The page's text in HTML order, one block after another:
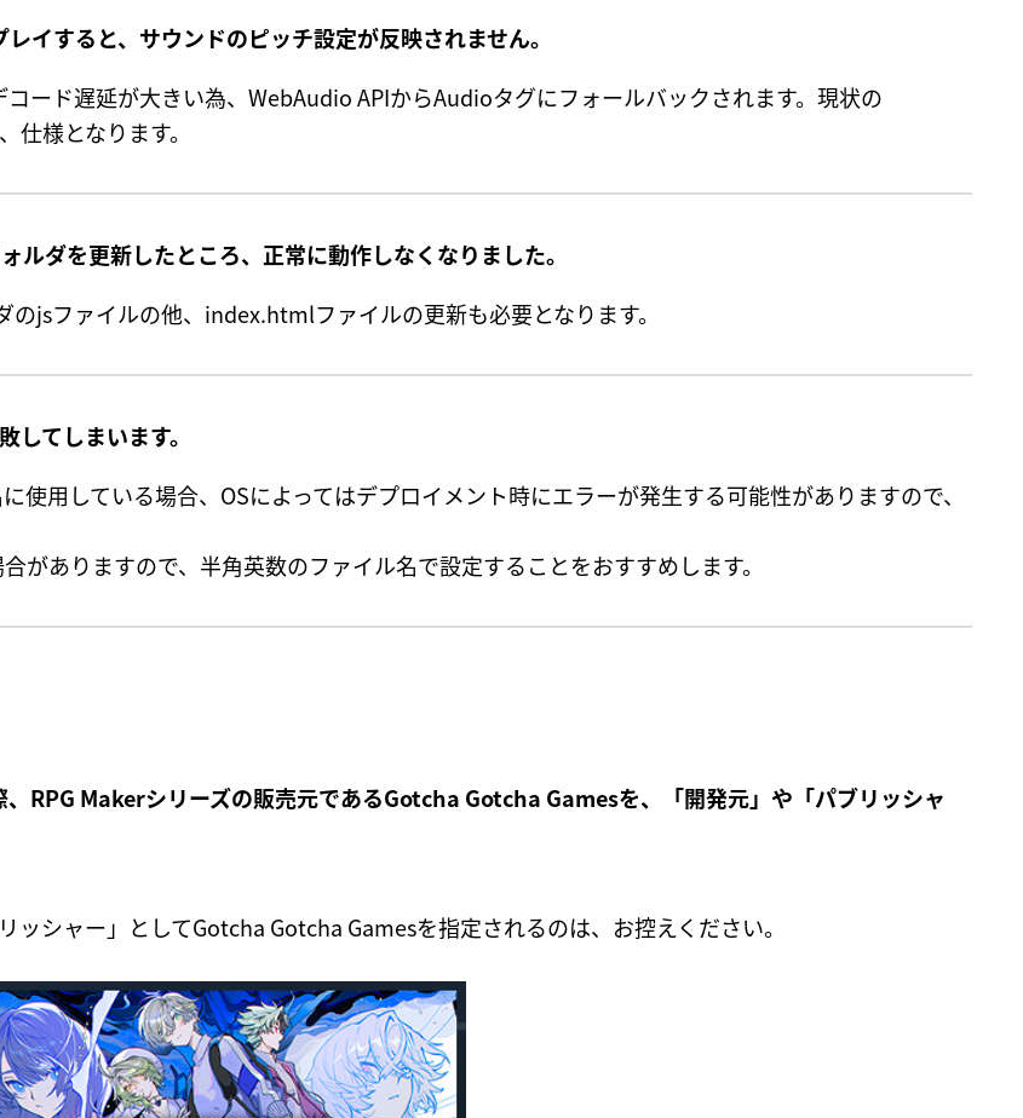
イすると、サウンドのピッチ設定が反映されません。
ード遅延が大きい為、WebAudio APIからAudioタグにフォールバックされます。現状の
様となります。
ダを更新したところ、正常に動作しなくなりました。
jsファイルの他、index.htmlファイルの更新も必要となります。
てしまいます。
使用している場合、OSによってはデプロイメント時にエラーが発生する可能性がありますので、
がありますので、半角英数のファイル名で設定することをおすすめします。
RPG Makerシリーズの販売元であるGotcha Gotcha Gamesを、「開発元」や「パブリッシャ
シャー」としてGotcha Gotcha Gamesを指定されるのは、お控えください。